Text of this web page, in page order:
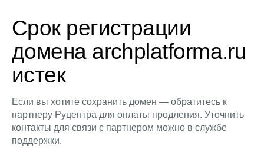
Срок регистрации
домена archplatforma.ru
истек
Если вы хотите сохранить домен — обратитесь к
партнеру Руцентра для оплаты продления. Уточнить
контакты для связи с партнером можно в службе
поддержки.